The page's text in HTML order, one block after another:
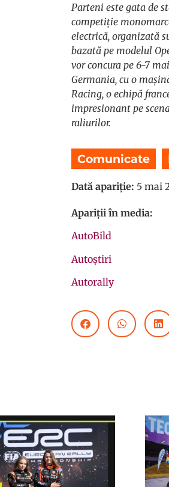
Parteni este gata de
competiție
electrică, organizată
bazată pe modelul
vor concura pe 6-7
Germania, cu o
Racing, o echipă
impresionant pe
raliurilor.
Comunicate
Dată apariție: 5 mai
Apariții în media:
AutoBild
Autoștiri
Autorally